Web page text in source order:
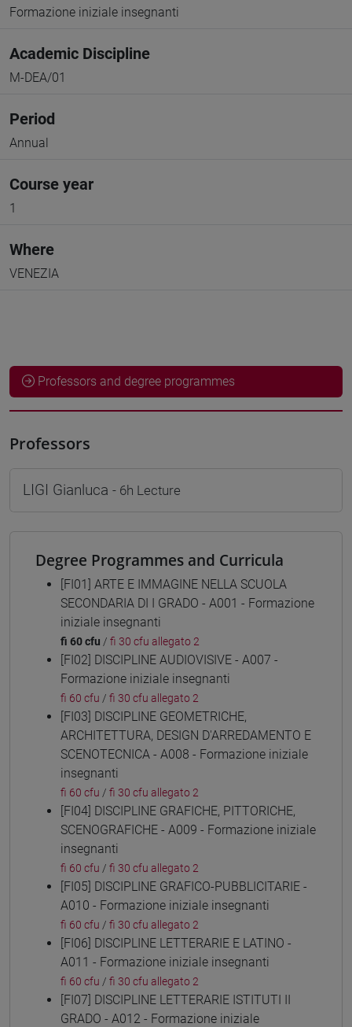
Formazione iniziale insegnanti
Academic Discipline
M-DEA/01
Period
Annual
Course year
1
Where
VENEZIA
Professors and degree programmes
Professors
LIGI Gianluca - 6h Lecture
Degree Programmes and Curricula
[FI01] ARTE E IMMAGINE NELLA SCUOLA
SECONDARIA DI I GRADO - A001 - Formazione
iniziale insegnanti
fi 60 cfu / fi 30 cfu allegato 2
[FI02] DISCIPLINE AUDIOVISIVE - A007 -
Formazione iniziale insegnanti
fi 60 cfu / fi 30 cfu allegato 2
[FI03] DISCIPLINE GEOMETRICHE,
ARCHITETTURA, DESIGN D'ARREDAMENTO E
SCENOTECNICA - A008 - Formazione iniziale
insegnanti
fi 60 cfu / fi 30 cfu allegato 2
[FI04] DISCIPLINE GRAFICHE, PITTORICHE,
SCENOGRAFICHE - A009 - Formazione iniziale
insegnanti
fi 60 cfu / fi 30 cfu allegato 2
[FI05] DISCIPLINE GRAFICO-PUBBLICITARIE -
A010 - Formazione iniziale insegnanti
fi 60 cfu / fi 30 cfu allegato 2
[FI06] DISCIPLINE LETTERARIE E LATINO -
A011 - Formazione iniziale insegnanti
fi 60 cfu / fi 30 cfu allegato 2
[FI07] DISCIPLINE LETTERARIE ISTITUTI II
GRADO - A012 - Formazione iniziale